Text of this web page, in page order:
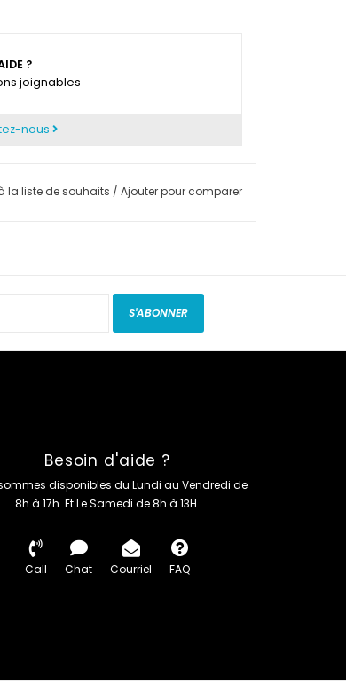
?
joignables
nous
la liste de souhaits / Ajouter pour comparer
S'ABONNER
Besoin d'aide ?
disponibles du Lundi au Vendredi de
8h à 17h. Et Le Samedi de 8h à 13H.
Call Chat Courriel FAQ